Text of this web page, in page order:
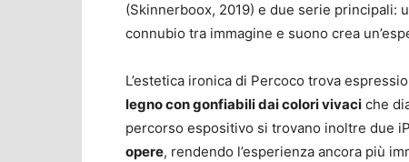
(Skinnerboox, 2019) e due serie principali:
connubio tra immagine e suono crea
L’estetica ironica di Percoco trova
legno con gonfiabili dai colori vivaci che
percorso espositivo si trovano inoltre due
opere, rendendo l’esperienza ancora più